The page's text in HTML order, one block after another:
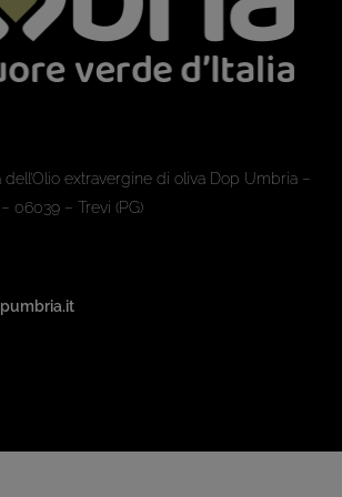
dell’Olio extravergine di oliva Dop Umbria –
06039 – Trevi (PG)